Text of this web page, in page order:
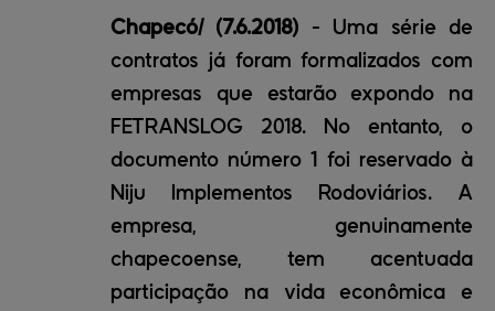
Chapecó/ (7.6.2018) - Uma série de
contratos já foram formalizados com
empresas que estarão expondo na
FETRANSLOG 2018. No entanto, o
documento número 1 foi reservado à
Niju Implementos Rodoviários. A
empresa, genuinamente
chapecoense, tem acentuada
participação na vida econômica e